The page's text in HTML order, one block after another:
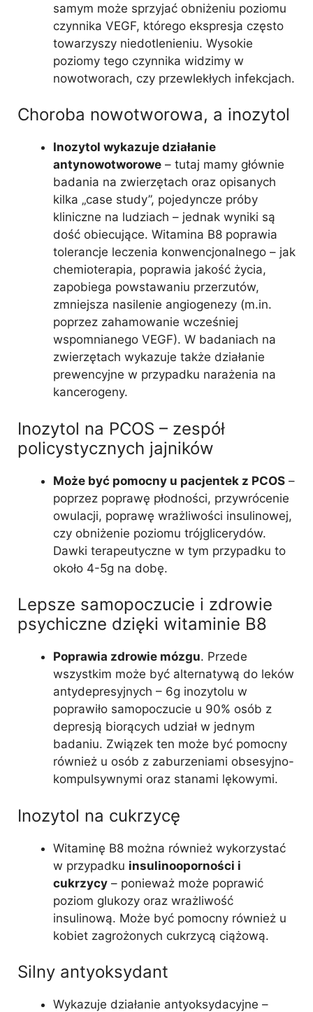
samym może sprzyjać obniżeniu poziomu
czynnika VEGF, którego ekspresja często
towarzyszy niedotlenieniu. Wysokie
poziomy tego czynnika widzimy w
nowotworach, czy przewlekłych infekcjach.
Choroba nowotworowa, a inozytol
Inozytol wykazuje działanie
antynowotworowe – tutaj mamy głównie
badania na zwierzętach oraz opisanych
kilka „case study”, pojedyncze próby
kliniczne na ludziach – jednak wyniki są
dość obiecujące. Witamina B8 poprawia
tolerancje leczenia konwencjonalnego – jak
chemioterapia, poprawia jakość życia,
zapobiega powstawaniu przerzutów,
zmniejsza nasilenie angiogenezy (m.in.
poprzez zahamowanie wcześniej
wspomnianego VEGF). W badaniach na
zwierzętach wykazuje także działanie
prewencyjne w przypadku narażenia na
kancerogeny.
Inozytol na PCOS – zespół
policystycznych jajników
Może być pomocny u pacjentek z PCOS –
poprzez poprawę płodności, przywrócenie
owulacji, poprawę wrażliwości insulinowej,
czy obniżenie poziomu trójglicerydów.
Dawki terapeutyczne w tym przypadku to
około 4-5g na dobę.
Lepsze samopoczucie i zdrowie
psychiczne dzięki witaminie B8
Poprawia zdrowie mózgu. Przede
wszystkim może być alternatywą do leków
antydepresyjnych – 6g inozytolu w
poprawiło samopoczucie u 90% osób z
depresją biorących udział w jednym
badaniu. Związek ten może być pomocny
również u osób z zaburzeniami obsesyjno-
kompulsywnymi oraz stanami lękowymi.
Inozytol na cukrzycę
Witaminę B8 można również wykorzystać
w przypadku insulinooporności i
cukrzycy – ponieważ może poprawić
poziom glukozy oraz wrażliwość
insulinową. Może być pomocny również u
kobiet zagrożonych cukrzycą ciążową.
Silny antyoksydant
Wykazuje działanie antyoksydacyjne –